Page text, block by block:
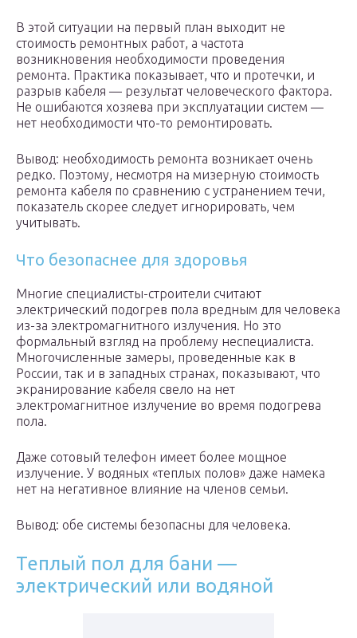
В этой ситуации на первый план выходит не
стоимость ремонтных работ, а частота
возникновения необходимости проведения
ремонта. Практика показывает, что и протечки, и
разрыв кабеля — результат человеческого фактора.
Не ошибаются хозяева при эксплуатации систем —
нет необходимости что-то ремонтировать.
Вывод: необходимость ремонта возникает очень
редко. Поэтому, несмотря на мизерную стоимость
ремонта кабеля по сравнению с устранением течи,
показатель скорее следует игнорировать, чем
учитывать.
Что безопаснее для здоровья
Многие специалисты-строители считают
электрический подогрев пола вредным для человека
из-за электромагнитного излучения. Но это
формальный взгляд на проблему неспециалиста.
Многочисленные замеры, проведенные как в
России, так и в западных странах, показывают, что
экранирование кабеля свело на нет
электромагнитное излучение во время подогрева
пола.
Даже сотовый телефон имеет более мощное
излучение. У водяных «теплых полов» даже намека
нет на негативное влияние на членов семьи.
Вывод: обе системы безопасны для человека.
Теплый пол для бани —
электрический или водяной